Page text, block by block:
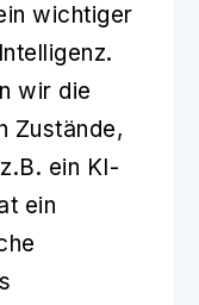
wichtiger
wir die
Zustände,
ein KI-
ein